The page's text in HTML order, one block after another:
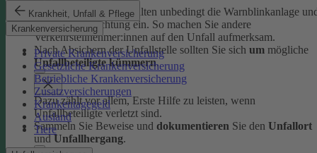
Krankheit, Unfall & Pflege
Krankenversicherung
Private Krankenversicherung
Gesetzliche Krankenversicherung
Betriebliche Krankenversicherung
Zusatzversicherungen
Krankentagegeld
Ausland
Tiere
Schalten Sie beim Anhalten unbedingt die Warnblinkanlage
Fahrzeugbeleuchtung ein. So machen Sie andere
Verkehrsteilnehmer:innen auf den Unfall aufmerksam.
Nach Absichern der Unfallstelle sollten Sie sich um mögliche
Unfallbeteiligte kümmern.
Dazu zählt vor allem, Erste Hilfe zu leisten, wenn
Unfallbeteiligte verletzt sind.
Sammeln Sie Beweise und dokumentieren Sie den Unfallort
undUnfallhergang.